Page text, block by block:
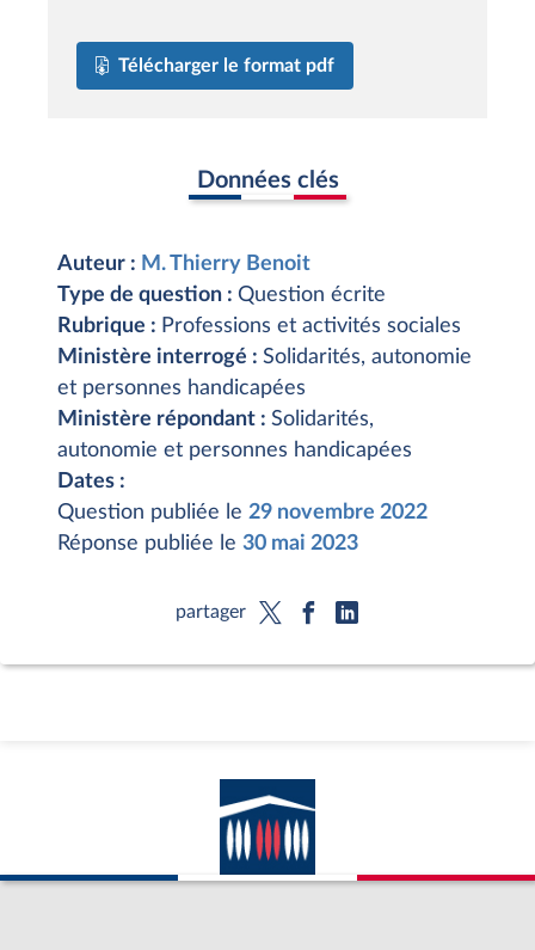
Télécharger le format pdf
Données clés
Auteur : M. Thierry Benoit
Type de question : Question écrite
Rubrique : Professions et activités sociales
Ministère interrogé : Solidarités, autonomie
et personnes handicapées
Ministère répondant : Solidarités,
autonomie et personnes handicapées
Dates :
Question publiée le 29 novembre 2022
Réponse publiée le 30 mai 2023
partager